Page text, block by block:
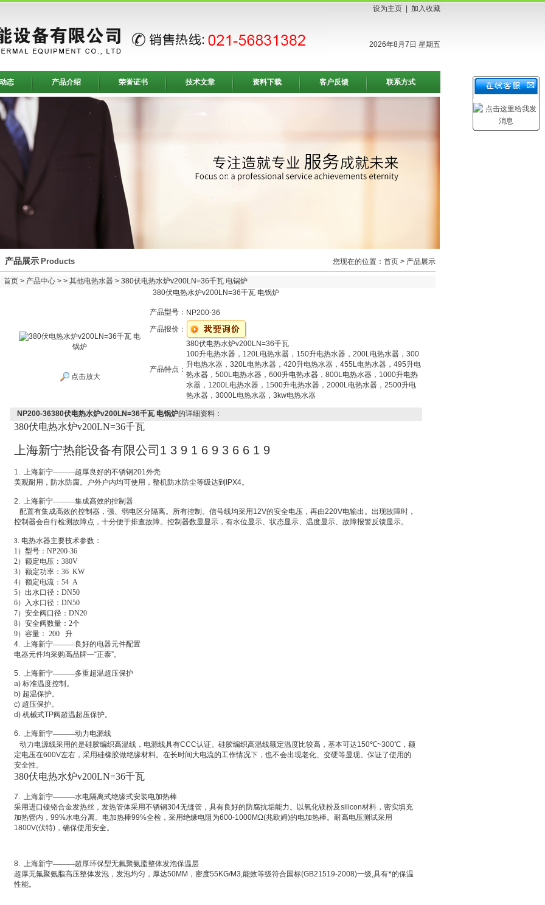
设为主页 加入收藏
2026年8月7日 星期五
态 产品介绍 荣誉证书 技术文章 资料下载 客户反馈 联系方式
产品展示 Products 您现在的位置： 首页 > 产品展示
首页 > 产品中心 > > 其他电热水器 > 380伏电热水炉v200LN=36千瓦 电锅炉
380伏电热水炉v200LN=36千瓦 电锅炉
点击放大
产品型号： NP200-36
产品报价：
产品特点：
380伏电热水炉v200LN=36千瓦
100升电热水器，120L电热水器，150升电热水器，200L电热水器，300
升电热水器，320L电热水器，420升电热水器，455L电热水器，495升电
热水器，500L电热水器，600升电热水器，800L电热水器，1000升电热
水器，1200L电热水器，1500升电热水器，2000L电热水器，2500升电
热水器，3000L电热水器，3kw电热水器
NP200-36380伏电热水炉v200LN=36千瓦 电锅炉的详细资料：
380伏电热水炉v200LN=36千瓦
上海新宁热能设备有限公司 1 3 9 1 6 9 3 6 6 1 9
1. 上海新宁———超厚良好的不锈钢201外壳
美观耐用，防水防腐。户外户内均可使用，整机防水防尘等级达到 IPX4。
2. 上海新宁———集成高效的控制器
配置有集成高效的控制器，强、弱电区分隔离。所有控制、信号线均采用 12V的安全电压，再由220V电输出。出现故障时，
控制器会自行检测故障点，十分便于排查故障。控制器数显显示，有水位显示、状态显示、温度显示、故障报警反馈显示。
3. 电热水器主要技术参数：
1 ）型号：NP200-36
2）额定电压：380V
3）额定功率：36 KW
4）额定电流：54 A
5）出水口径：DN50
6）入水口径：DN50
7）安全阀口径：DN20
8）安全阀数量：2个
9）容量： 200 升
4. 上海新宁———良好的电器元件配置
电器元件均采购高品牌—“正泰”。
5. 上海新宁———多重超温超压保护
a) 标准温度控制。
b) 超温保护。
c) 超压保护。
d) 机械式TP阀超温超压保护。
6. 上海新宁———动力电源线
动力电源线采用的是硅胶编织高温线，电源线具有CCC认证。硅胶编织高温线额定温度比较高，基本可达150℃~300℃，额
定电压在600V左右，采用硅橡胶做绝缘材料。在长时间大电流的工作情况下，也不会出现老化、变硬等显现。保证了使用的
安全性。
380伏电热水炉v200LN=36千瓦
7. 上海新宁———水电隔离式绝缘式安装电加热棒
采用进口镍铬合金发热丝，发热管体采用不锈钢304无缝管，具有良好的防腐抗垢能力。以氧化镁粉及silicon材料，密实填充
加热管内， 99%水电分离。电加热棒99%全检，采用绝缘电阻为600-1000MΩ(兆欧姆)的电加热棒。耐高电压测试采用
1800V(伏特) ，确保使用安全。
8. 上海新宁———超厚环保型无氟聚氨脂整体发泡保温层
超厚无氟聚氨脂高压整体发泡，发泡均匀，厚达50MM ，密度55KG/M3,能效等级符合国标(GB21519-2008)一级,具有*的保温
性能。